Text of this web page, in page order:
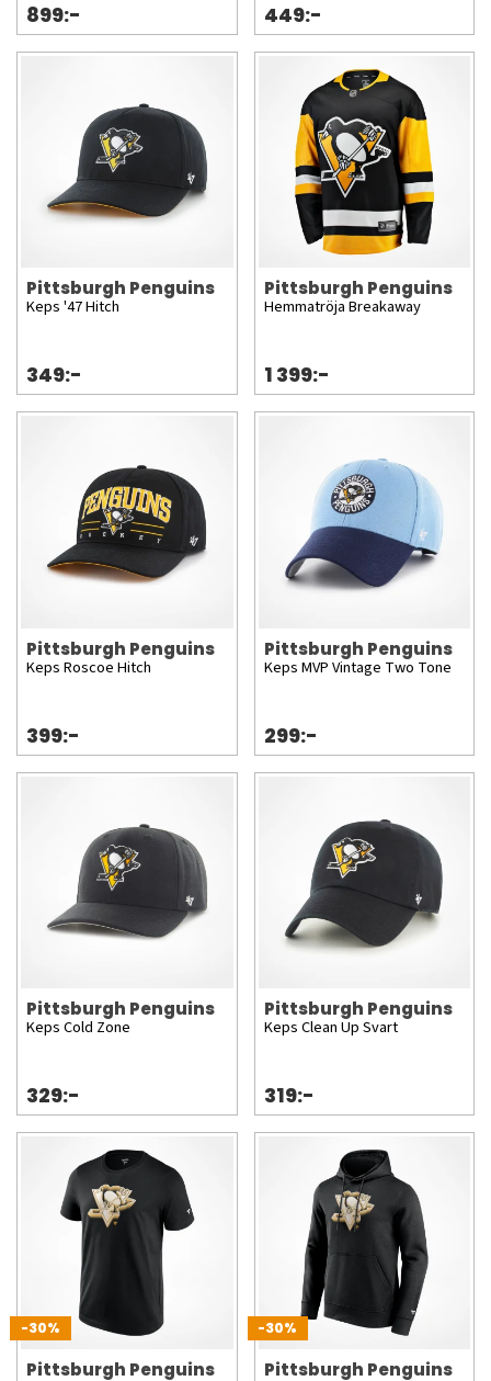
899:- 449:-
Pittsburgh Penguins
Keps '47 Hitch
349:-
Pittsburgh Penguins
Hemmatröja Breakaway
1 399:-
Pittsburgh Penguins
Keps Roscoe Hitch
399:-
Pittsburgh Penguins
Keps MVP Vintage Two Tone
299:-
Pittsburgh Penguins
Keps Cold Zone
329:-
Pittsburgh Penguins
Keps Clean Up Svart
319:-
-30%
Pittsburgh Penguins
-30%
Pittsburgh Penguins